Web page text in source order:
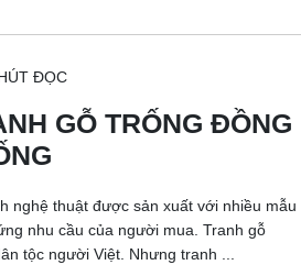
ĐỌC
GỖ TRỐNG ĐỒNG
nghệ thuật được sản xuất với nhiều mẫu
nhu cầu của người mua. Tranh gỗ
tộc người Việt. Nhưng tranh ...